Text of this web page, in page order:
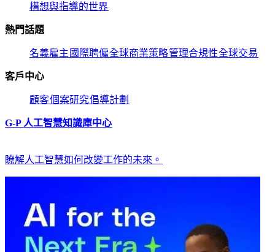
構想與指導的世界​​
熱門話題​​
名義雇主​​ 國際聘僱​​全球商業策略​​管理合規性​​全球交易​​
客戶中心​​
顧客​​個案研究​​倡導計劃​​
G-P 人工智慧知識庫中心​​
瞭解人工智慧如何改變工作的未來。​​